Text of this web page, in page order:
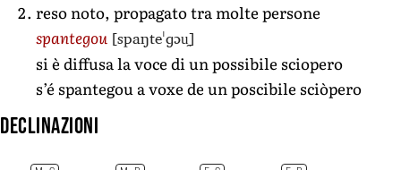
reso noto, propagato tra molte persone
spantegou [spaŋteˈɡɔu̯]
si è diffusa la voce di un possibile sciopero
s’é spantegou a voxe de un poscibile sciòpero
Declinazioni